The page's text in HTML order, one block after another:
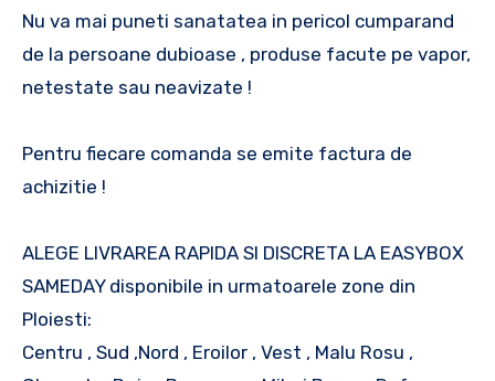
Nu va mai puneti sanatatea in pericol cumparand
de la persoane dubioase , produse facute pe vapor,
netestate sau neavizate !
Pentru fiecare comanda se emite factura de
achizitie !
ALEGE LIVRAREA RAPIDA SI DISCRETA LA EASYBOX
SAMEDAY disponibile in urmatoarele zone din
Ploiesti:
Centru , Sud ,Nord , Eroilor , Vest , Malu Rosu ,